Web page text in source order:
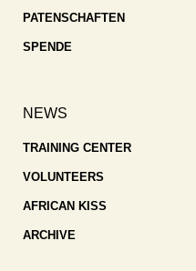
PATENSCHAFTEN
SPENDE
NEWS
TRAINING CENTER
VOLUNTEERS
AFRICAN KISS
ARCHIVE